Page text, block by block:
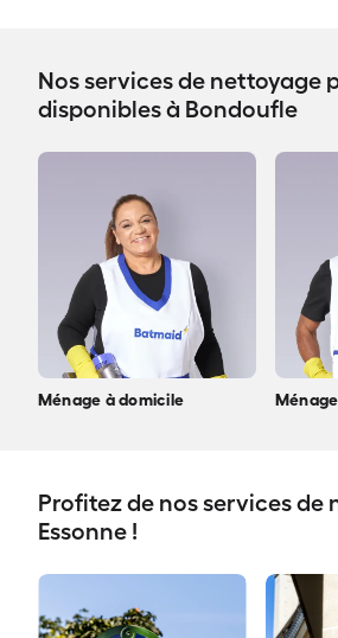
Nos services de nettoyage
disponibles à Bondoufle
Ménage à domicile
Profitez de nos services de
Essonne !